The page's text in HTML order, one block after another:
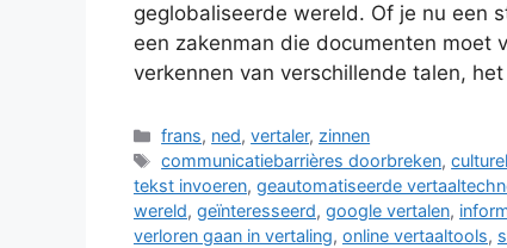
geglobaliseerde wereld. Of je nu een
een zakenman die documenten moet
verkennen van verschillende talen,
Categorieën
frans, ned,vertaler, zinnen
Tags
communicatiebarrières doorbreken,
tekst invoeren, geautomatiseerde
wereld, geïnteresseerd, google vertalen,
verloren gaan in vertaling, online vertaaltools,